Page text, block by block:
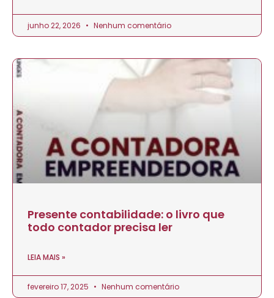
junho 22, 2026 Nenhum comentário
Presente contabilidade: o livro que
todo contador precisa ler
LEIA MAIS »
fevereiro 17, 2025 Nenhum comentário